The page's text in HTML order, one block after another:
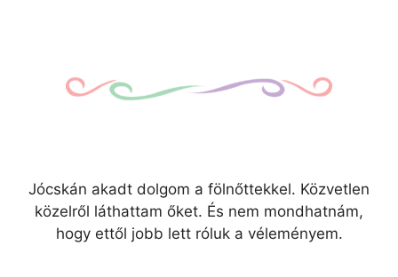
Jócskán akadt dolgom a fölnőttekkel. Közvetlen
közelről láthattam őket. És nem mondhatnám,
hogy ettől jobb lett róluk a véleményem.